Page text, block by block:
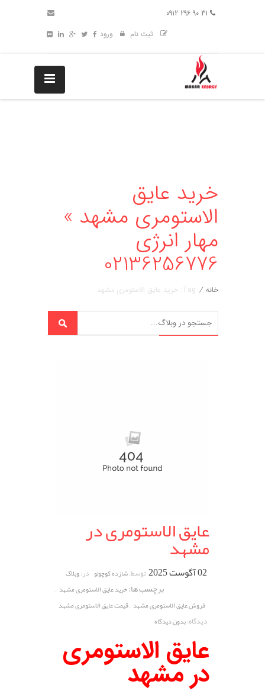
ثبت نام
ورود
خرید عایق
الاستومری مشهد »
مهار انرژی
02136256776
خانه / Tag: خرید عایق الاستومری مشهد
عایق الاستومری در
مشهد
02 آگوست 2025 توسط:شازده کوچولو در:وبلاگ
برچسب ها:خرید عایق الاستومری مشهد ,
فروش عایق الاستومری مشهد ,قیمت عایق الاستومری مشهد
دیدگاه:بدون دیدگاه
عایق الاستومری
در مشهد